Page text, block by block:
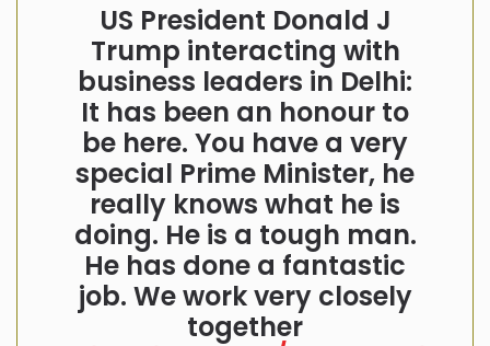
US President Donald J
Trump interacting with
business leaders in Delhi:
It has been an honour to
be here. You have a very
special Prime Minister, he
really knows what he is
doing. He is a tough man.
He has done a fantastic
job. We work very closely
together